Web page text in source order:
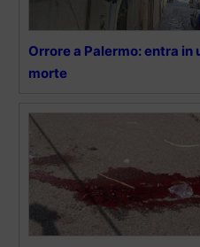
Orrore a Palermo: entra in
morte